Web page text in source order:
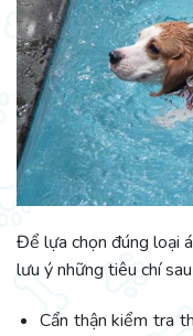
Để lựa chọn đúng loại
lưu ý những tiêu chí
Cẩn thận kiểm tra